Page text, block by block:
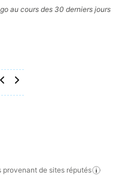
au cours des 30 derniers jours
provenant de sites réputés